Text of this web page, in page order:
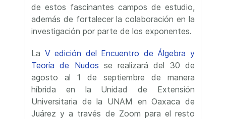
de estos fascinantes campos de estudio,
además de fortalecer la colaboración en la
investigación por parte de los exponentes.
La V edición del Encuentro de Álgebra y
Teoría de Nudos se realizará del 30 de
agosto al 1 de septiembre de manera
híbrida en la Unidad de Extensión
Universitaria de la UNAM en Oaxaca de
Juárez y a través de Zoom para el resto